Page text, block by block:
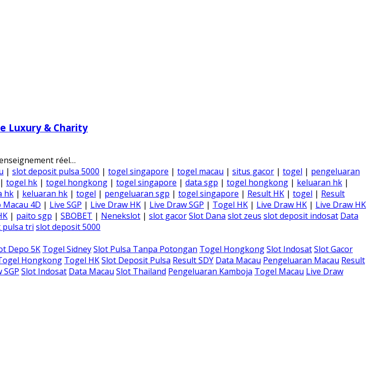
Luxury & Charity
réel…
| slot deposit pulsa 5000 | togel singapore | togel macau | situs gacor | togel | pengeluaran
| togel hk | togel hongkong | togel singapore | data sgp | togel hongkong | keluaran hk |
hk | keluaran hk | togel | pengeluaran sgp | togel singapore | Result HK | togel | Result
4D | Live SGP | Live Draw HK | Live Draw SGP | Togel HK | Live Draw HK | Live Draw HK
| paito sgp | SBOBET | Nenekslot | slot gacorSlot Dana slot zeus slot deposit indosat Data
pulsa tri slot deposit 5000
Depo 5K Togel SidneySlot Pulsa Tanpa Potongan Togel HongkongSlot IndosatSlot Gacor
Hongkong Togel HKSlot Deposit Pulsa Result SDY Data Macau Pengeluaran Macau Result
SGP Slot Indosat Data Macau Slot Thailand Pengeluaran Kamboja Togel Macau Live Draw